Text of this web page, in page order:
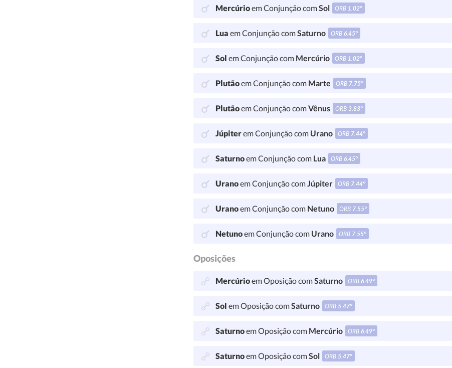
Mercúrioem Conjunção comSol ORB 1.02°
Lua em Conjunção comSaturno ORB6.45°
Sol em Conjunção com Mercúrio ORB 1.02°
Plutãoem Conjunção com Marte ORB 7.75°
Plutãoem Conjunção comVênus ORB3.83°
Júpiterem Conjunção com Urano ORB 7.44°
Saturnoem Conjunção com Lua ORB6.45°
Uranoem Conjunção comJúpiter ORB 7.44°
Uranoem Conjunção com Netuno ORB 7.55°
Netunoem Conjunção com Urano ORB 7.55°
Oposições
Mercúrioem Oposição comSaturno ORB6.49°
Sol em Oposição comSaturno ORB 5.47°
Saturnoem Oposição com Mercúrio ORB6.49°
Saturnoem Oposição comSol ORB 5.47°